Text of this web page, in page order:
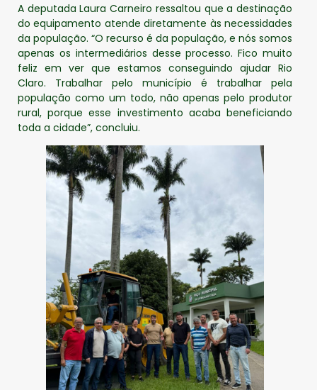
A deputada Laura Carneiro ressaltou que a destinação
do equipamento atende diretamente às necessidades
da população. “O recurso é da população, e nós somos
apenas os intermediários desse processo. Fico muito
feliz em ver que estamos conseguindo ajudar Rio
Claro. Trabalhar pelo município é trabalhar pela
população como um todo, não apenas pelo produtor
rural, porque esse investimento acaba beneficiando
toda a cidade”, concluiu.